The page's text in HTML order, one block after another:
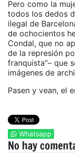
Pero como la
todos los dedos
ilegal de
de ochocientos
Condal, que no
de la represión
franquista”– que
imágenes de
Pasen y vean, el
Whatsapp
No hay